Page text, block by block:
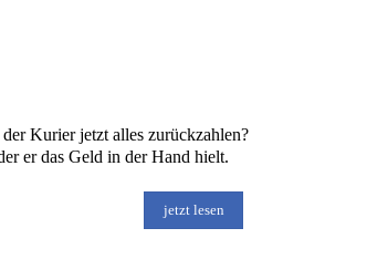
Kurier jetzt alles zurückzahlen?
er das Geld in der Hand hielt.
jetzt lesen